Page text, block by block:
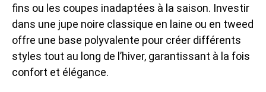
fins ou les coupes inadaptées à la saison. Investir
dans une jupe noire classique en laine ou en tweed
offre une base polyvalente pour créer différents
styles tout au long de l’hiver, garantissant à la fois
confort et élégance.